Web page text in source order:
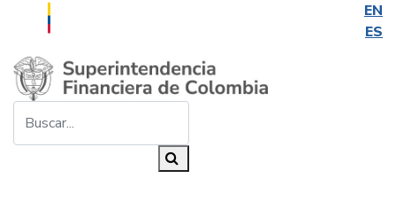
EN
ES
Saltar al contenido principal